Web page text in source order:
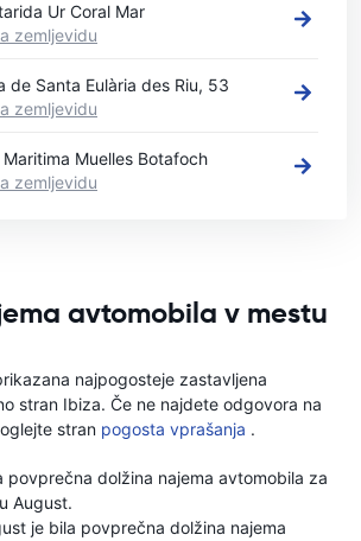
Ur Coral Mar
zemljevidu
de Santa Eulària des Riu, 53
zemljevidu
Maritima Muelles Botafoch
zemljevidu
avtomobila v mestu
najpogosteje zastavljena
stran Ibiza. Če ne najdete odgovora na
stran pogosta vprašanja .
povprečna dolžina najema avtomobila za
August.
je bila povprečna dolžina najema